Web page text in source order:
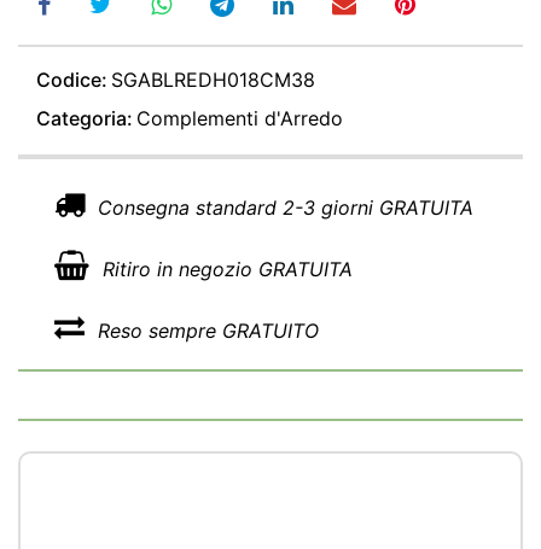
Codice: SGABLREDH018CM38
Categoria: Complementi d'Arredo
Consegna standard 2-3 giorni GRATUITA
Ritiro in negozio GRATUITA
Reso sempre GRATUITO